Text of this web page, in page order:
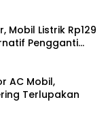
Mobil Listrik Rp129
Pengganti
AC Mobil,
Terlupakan